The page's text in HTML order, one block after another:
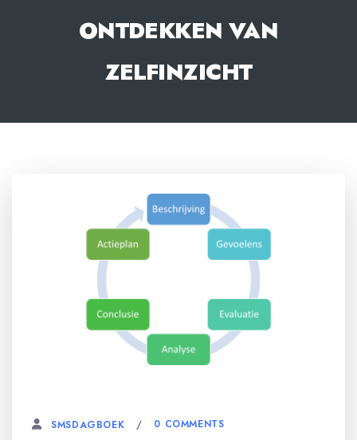
ONTDEKKEN VAN
ZELFINZICHT
SMSDAGBOEK 0 COMMENTS